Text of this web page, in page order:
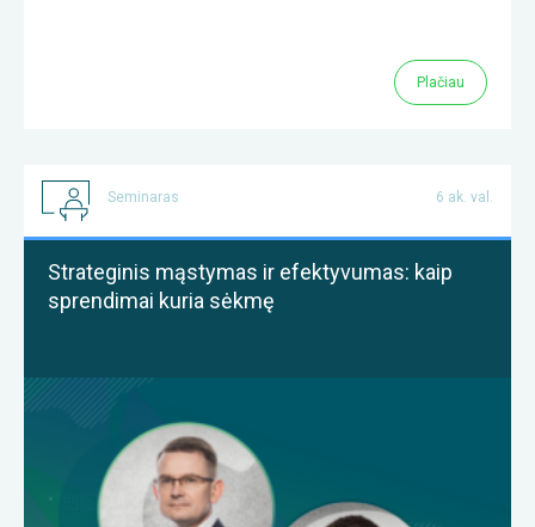
Plačiau
Seminaras 6 ak. val.
Strateginis mąstymas ir efektyvumas: kaip
sprendimai kuria sėkmę